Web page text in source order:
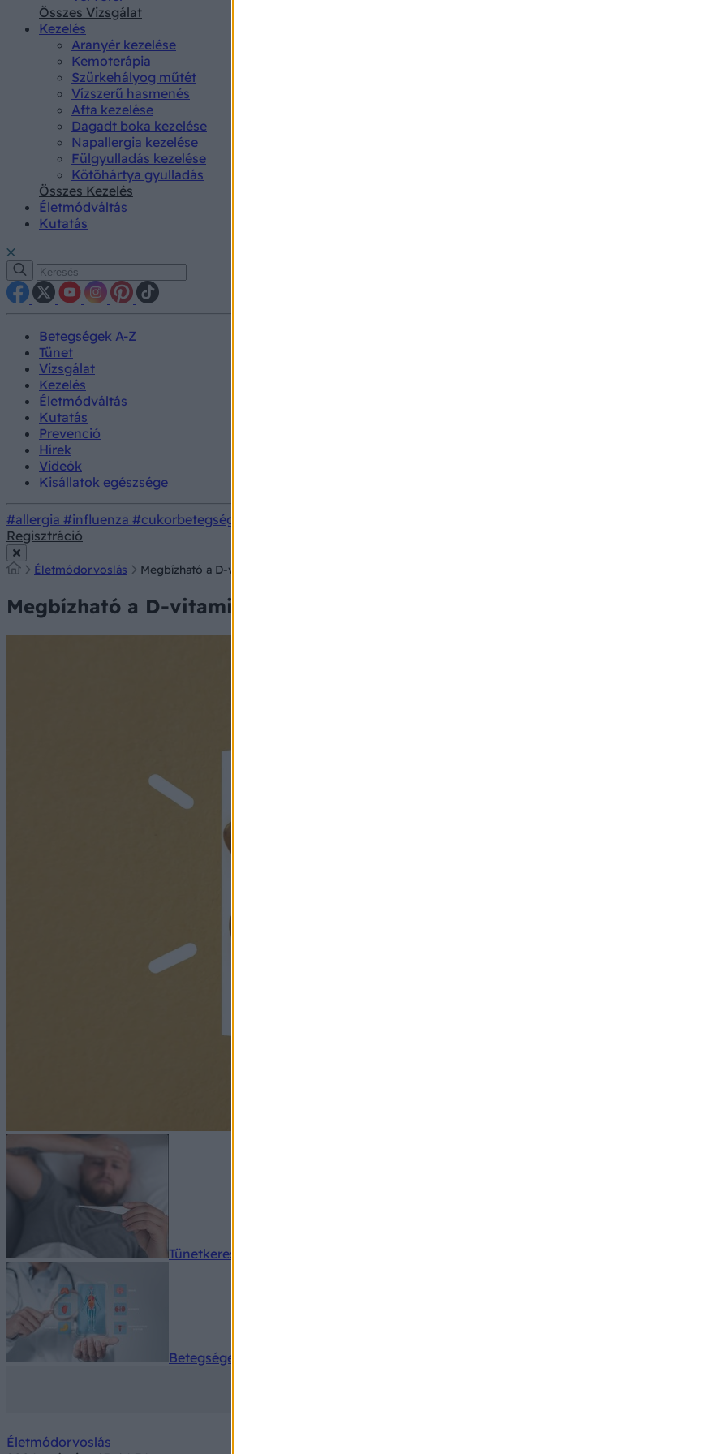
Összes Vizsgálat
Kezelés
Aranyér kezelése
Kemoterápia
Szürkehályog műtét
Vízszerű hasmenés
Afta kezelése
Dagadt boka kezelése
Napallergia kezelése
Fülgyulladás kezelése
Kötőhártya gyulladás
Összes Kezelés
Életmódváltás
Kutatás
Betegségek A-Z
Tünet
Vizsgálat
Kezelés
Életmódváltás
Kutatás
Prevenció
Hírek
Videók
Kisállatok egészsége
#allergia #influenza #cukorbetegség
Regisztráció
Életmódorvoslás Megbízható a D-vitamin szint meghatározására, a boltokban kapható gyorsteszt? Az orvos válaszol
Megbízható a D-vitamin szint meghatározására, a boltokban kapható
Tünetkereső
Betegségek A-Z
Életmódorvoslás